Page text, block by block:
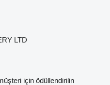
LTD
için ödüllendirilin